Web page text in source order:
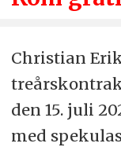
Christian
den 15. juli
med